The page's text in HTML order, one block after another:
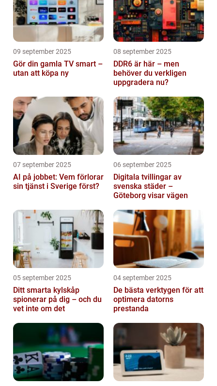
09 september 2025
Gör din gamla TV smart –
utan att köpa ny
08 september 2025
DDR6 är här – men
behöver du verkligen
uppgradera nu?
07 september 2025
AI på jobbet: Vem förlorar
sin tjänst i Sverige först?
06 september 2025
Digitala tvillingar av
svenska städer –
Göteborg visar vägen
05 september 2025
Ditt smarta kylskåp
spionerar på dig – och du
vet inte om det
04 september 2025
De bästa verktygen för att
optimera datorns
prestanda